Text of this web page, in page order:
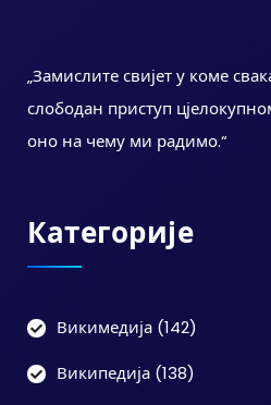
„Замислите свијет у коме
слободан приступ
оно на чему ми радимо.“
Категорије
Викимедија (142)
Википедија (138)